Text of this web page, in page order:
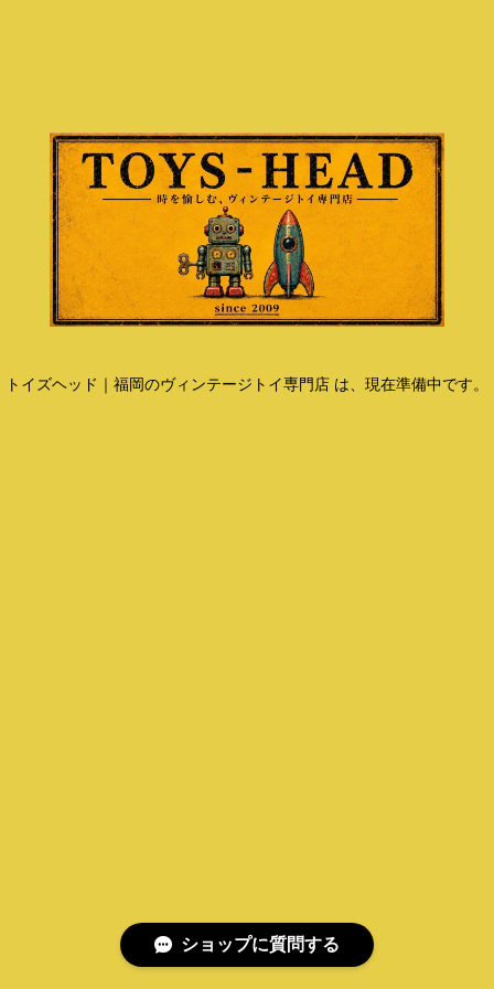
トイズヘッド｜福岡のヴィンテージトイ専門店 は、現在準備中です。
ショップに質問する